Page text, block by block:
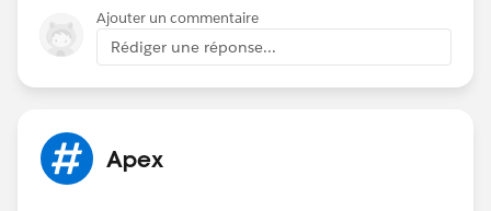
Ajouter un commentaire
Rédiger une réponse...
Apex